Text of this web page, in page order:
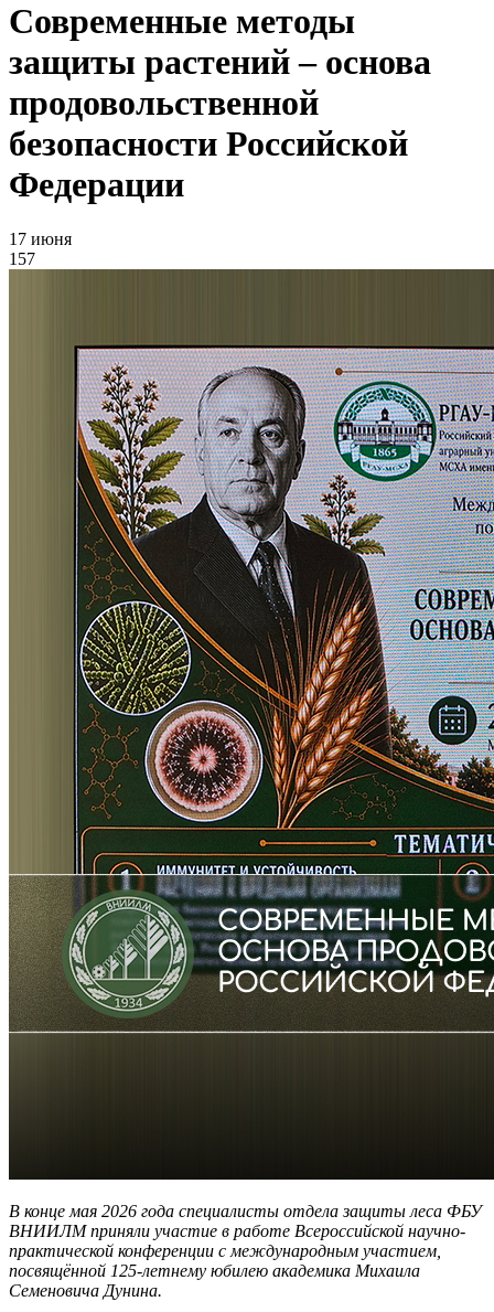
Современные методы
защиты растений – основа
продовольственной
безопасности Российской
Федерации
17 июня
157
В конце мая 2026 года специалисты отдела защиты леса ФБУ
ВНИИЛМ приняли участие в работе Всероссийской научно-
практической конференции с международным участием,
посвящённой 125-летнему юбилею академика Михаила
Семеновича Дунина.